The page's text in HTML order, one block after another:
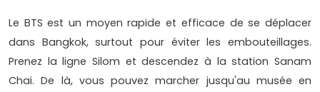
Le BTS est un moyen rapide et efficace de se déplacer
dans Bangkok, surtout pour éviter les embouteillages.
Prenez la ligne Silom et descendez à la station Sanam
Chai. De là, vous pouvez marcher jusqu'au musée en